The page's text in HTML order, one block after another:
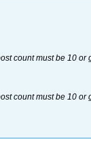
count must be 10 or
count must be 10 or